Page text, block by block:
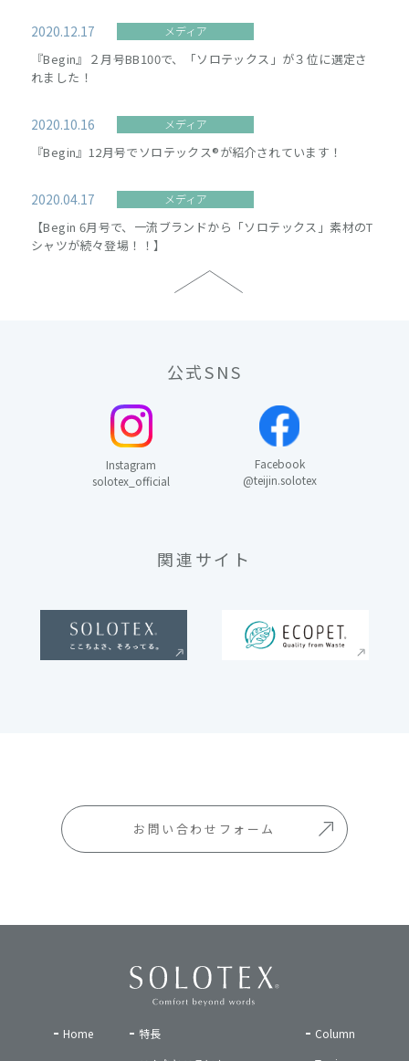
2020.12.17 メディア
『Begin』２月号BB100で、「ソロテックス」が３位に選定さ
れました！
2020.10.16 メディア
『Begin』12月号でソロテックス®が紹介されています！
2020.04.17 メディア
【Begin 6月号で、一流ブランドから「ソロテックス」素材のT
シャツが続々登場！！】
公式SNS
Instagram
solotex_official
Facebook
@teijin.solotex
関連サイト
お問い合わせフォーム
Home
特長
Column